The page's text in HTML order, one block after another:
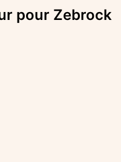
pour Zebrock